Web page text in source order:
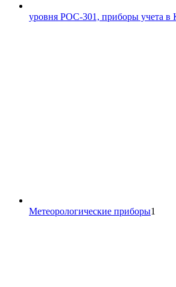
уровня РОС-301, приборы учета в
Метеорологические приборы1